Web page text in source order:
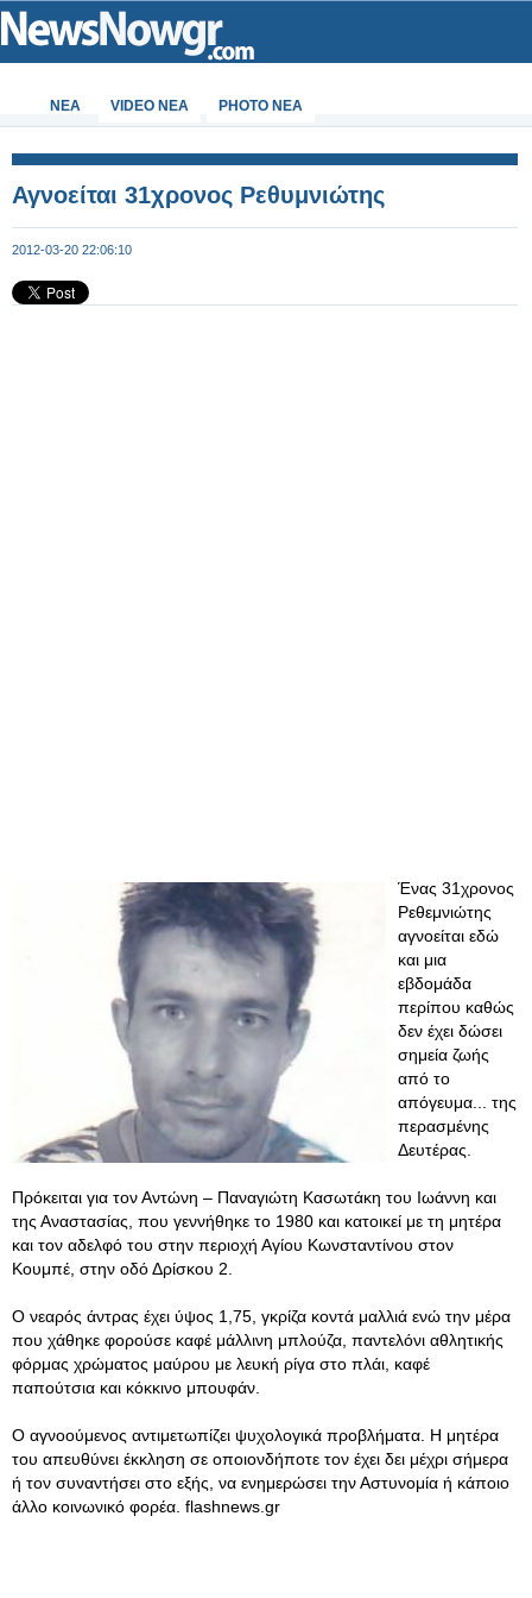
ΝΕΑ VIDEO NEA PHOTO NEA
Αγνοείται 31χρονος Ρεθυμνιώτης
2012-03-20 22:06:10
Ένας 31χρονος
Ρεθεμνιώτης
αγνοείται εδώ
και μια
εβδομάδα
περίπου καθώς
δεν έχει δώσει
σημεία ζωής
από το
απόγευμα... της
περασμένης
Δευτέρας.
Πρόκειται για τον Αντώνη – Παναγιώτη Κασωτάκη του Ιωάννη και
της Αναστασίας, που γεννήθηκε το 1980 και κατοικεί με τη μητέρα
και τον αδελφό του στην περιοχή Αγίου Κωνσταντίνου στον
Κουμπέ, στην οδό Δρίσκου 2.
Ο νεαρός άντρας έχει ύψος 1,75, γκρίζα κοντά μαλλιά ενώ την μέρα
που χάθηκε φορούσε καφέ μάλλινη μπλούζα, παντελόνι αθλητικής
φόρμας χρώματος μαύρου με λευκή ρίγα στο πλάι, καφέ
παπούτσια και κόκκινο μπουφάν.
Ο αγνοούμενος αντιμετωπίζει ψυχολογικά προβλήματα. Η μητέρα
του απευθύνει έκκληση σε οποιονδήποτε τον έχει δει μέχρι σήμερα
ή τον συναντήσει στο εξής, να ενημερώσει την Αστυνομία ή κάποιο
άλλο κοινωνικό φορέα. flashnews.gr